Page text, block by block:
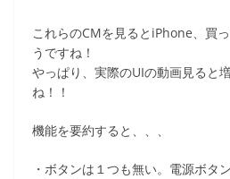
これらのCMを見るとiPhone、買
うですね！
やっぱり、実際のUIの動画見ると
ね！！
機能を要約すると、、、
・ボタンは１つも無い。電源ボタ